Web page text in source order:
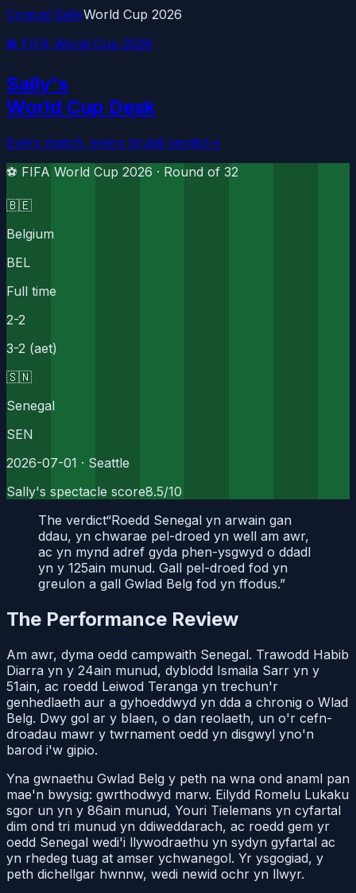
Cynical SallyWorld Cup 2026
⚽ FIFA World Cup 2026
Sally's
World Cup Desk
Every match, every brutal verdict→
⚽ FIFA World Cup 2026 · Round of 32
🇧🇪
Belgium
BEL
Full time
2-2
3-2 (aet)
🇸🇳
Senegal
SEN
2026-07-01 · Seattle
Sally's spectacle score8.5/10
The verdict“Roedd Senegal yn arwain gan
ddau, yn chwarae pel-droed yn well am awr,
ac yn mynd adref gyda phen-ysgwyd o ddadl
yn y 125ain munud. Gall pel-droed fod yn
greulon a gall Gwlad Belg fod yn ffodus.”
The Performance Review
Am awr, dyma oedd campwaith Senegal. Trawodd Habib
Diarra yn y 24ain munud, dyblodd Ismaila Sarr yn y
51ain, ac roedd Leiwod Teranga yn trechun'r
genhedlaeth aur a gyhoeddwyd yn dda a chronig o Wlad
Belg. Dwy gol ar y blaen, o dan reolaeth, un o'r cefn-
droadau mawr y twrnament oedd yn disgwyl yno'n
barod i'w gipio.
Yna gwnaethu Gwlad Belg y peth na wna ond anaml pan
mae'n bwysig: gwrthodwyd marw. Eilydd Romelu Lukaku
sgor un yn y 86ain munud, Youri Tielemans yn cyfartal
dim ond tri munud yn ddiweddarach, ac roedd gem yr
oedd Senegal wedi'i llywodraethu yn sydyn gyfartal ac
yn rhedeg tuag at amser ychwanegol. Yr ysgogiad, y
peth dichellgar hwnnw, wedi newid ochr yn llwyr.